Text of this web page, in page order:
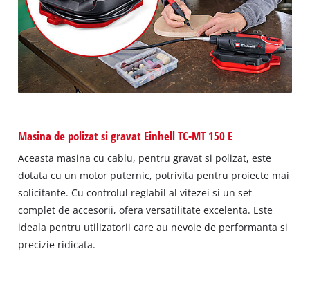
Masina de polizat si gravat Einhell TC-MT 150 E
Aceasta masina cu cablu, pentru gravat si polizat, este
dotata cu un motor puternic, potrivita pentru proiecte mai
solicitante. Cu controlul reglabil al vitezei si un set
complet de accesorii, ofera versatilitate excelenta. Este
ideala pentru utilizatorii care au nevoie de performanta si
precizie ridicata.